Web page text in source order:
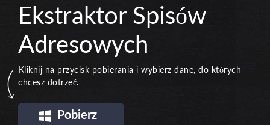
Ekstraktor Spisów
Adresowych
Kliknij na przycisk pobierania i wybierz dane, do których
chcesz dotrzeć.
Pobierz